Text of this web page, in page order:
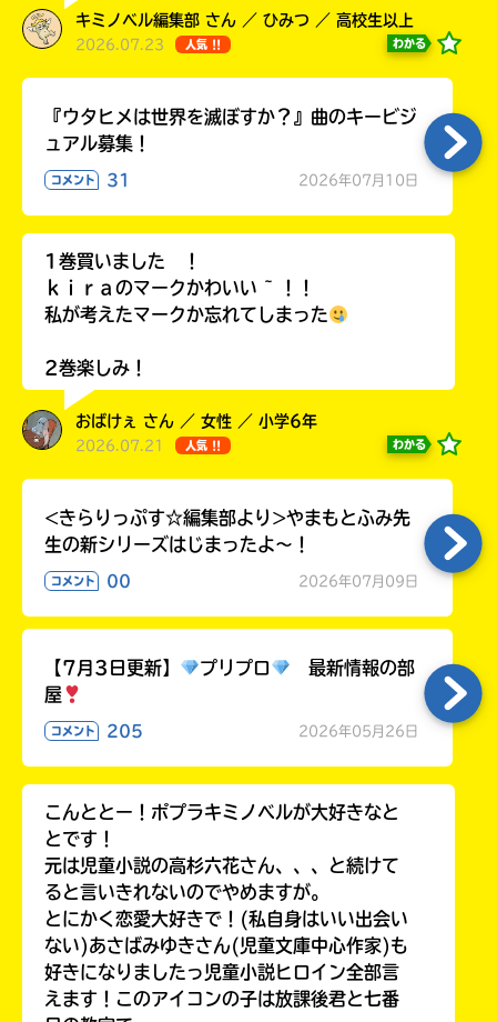
キミノベル編集部 さん ／ ひみつ ／ 高校生以上
2026.07.23 人気 !! わかる
『ウタヒメは世界を滅ぼすか？』曲のキービジ
ュアル募集！
コメント 31 2026年07月10日
1巻買いました ！
ｋｉｒａのマークかわいい ~ ！！
私が考えたマークか忘れてしまった
2巻楽しみ！
おばけぇ さん ／ 女性 ／ 小学6年
2026.07.21 人気 !! わかる
<きらりっぷす☆編集部より>やまもとふみ先
生の新シリーズはじまったよ～！
コメント 00 2026年07月09日
【7月3日更新】 プリプロ
最新情報の部
屋
コメント 205 2026年05月26日
こんととー！ポプラキミノベルが大好きなと
とです！
元は児童小説の高杉六花さん、、、と続けて
ると言いきれないのでやめますが。
とにかく恋愛大好きで！(私自身はいい出会い
ない)あさばみゆきさん(児童文庫中心作家)も
好きになりましたっ児童小説ヒロイン全部言
えます！このアイコンの子は放課後君と七番